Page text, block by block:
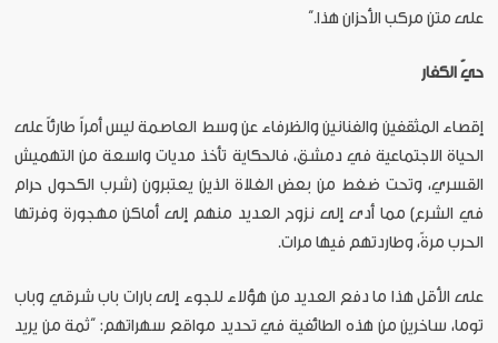
على متن مركب الأحزان هذا.”
حيّ الكفار
إقصاء المثقفين والفنانين والظرفاء عن وسط العاصمة ليس أمراً طارئاً على
الحياة الاجتماعية في دمشق، فالحكاية تأخذ مديات واسعة من التهميش
القسري، وتحت ضغط من بعض الغلاة الذين يعتبرون (شرب الكحول حرام
في الشرع) مما أدى إلى نزوح العديد منهم إلى أماكن مهجورة وفرتها
الحرب مرةً، وطاردتهم فيها مرات.
على الأقل هذا ما دفع العديد من هؤلاء للجوء إلى بارات باب شرقي وباب
توما، ساخرين من هذه الطائفية في تحديد مواقع سهراتهم: “ثمة من يريد